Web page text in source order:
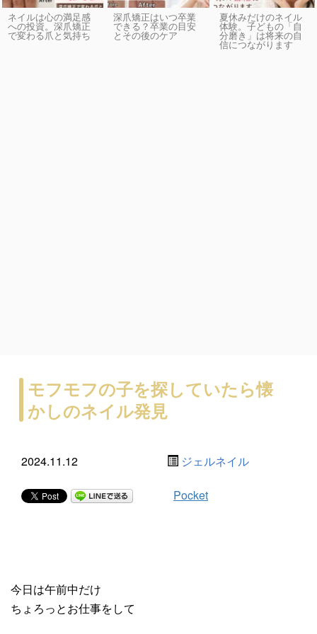
ネイルは心の満足感
への投資。深爪矯正
で変わる爪と気持ち
深爪矯正はいつ卒業
できる？卒業の目安
とその後のケア
夏休みだけのネイル
体験。子どもの「自
分磨き」は将来の自
信につながります
モフモフの子を探していたら懐
かしのネイル発見
2024.11.12 ジェルネイル
Pocket
今日は午前中だけ
ちょろっとお仕事をして